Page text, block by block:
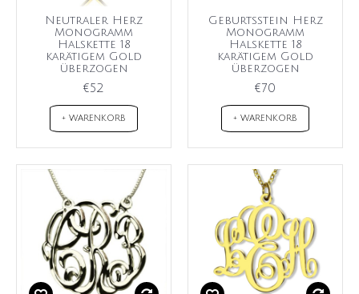
Neutraler Herz
Monogramm
Halskette 18
karätigem Gold
überzogen
€52
+ WARENKORB
Geburtsstein Herz
Monogramm
Halskette 18
karätigem Gold
überzogen
€70
+ WARENKORB